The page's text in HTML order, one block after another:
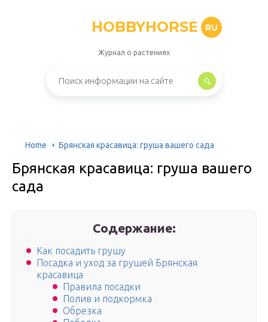
HOBBYHORSE RU
Журнал о растениях
Home Брянская красавица: груша вашего сада
Брянская красавица: груша вашего
сада
Содержание:
Как посадить грушу
Посадка и уход за грушей Брянская
красавица
Правила посадки
Полив и подкормка
Обрезка